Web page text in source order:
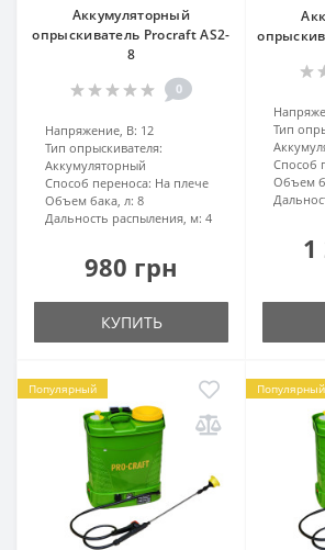
Аккумуляторный
опрыскиватель Procraft AS2-
8
0
Напряжение, В: 12
Тип опрыскивателя:
Аккумуляторный
Способ переноса: На плече
Объем бака, л: 8
Дальность распыления, м: 4
980 грн
КУПИТЬ
Тип
Способ
Объем
1
Популярный Популярный